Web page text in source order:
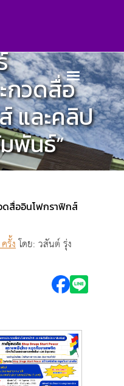
กวดสื่อ
และคลิป
พันธ์”
ดสื่ออินโฟกราฟิกส์
รั้งโดย: วสันต์ รุ่ง